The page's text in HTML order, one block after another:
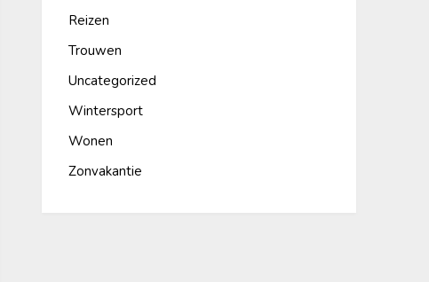
Reizen
Trouwen
Uncategorized
Wintersport
Wonen
Zonvakantie